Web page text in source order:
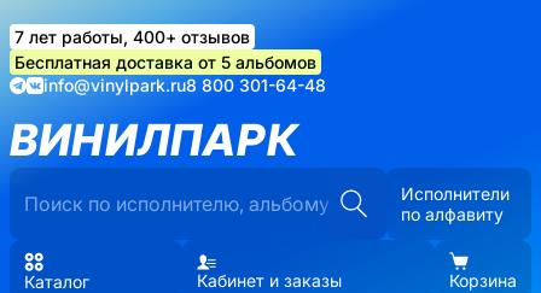
7 лет работы, 400+ отзывов
Бесплатная доставка от 5 альбомов
info@vinylpark.ru8 800 301-64-48
ВИНИЛПАРК
Исполнители
по алфавиту
Каталог Кабинет и заказы Корзина